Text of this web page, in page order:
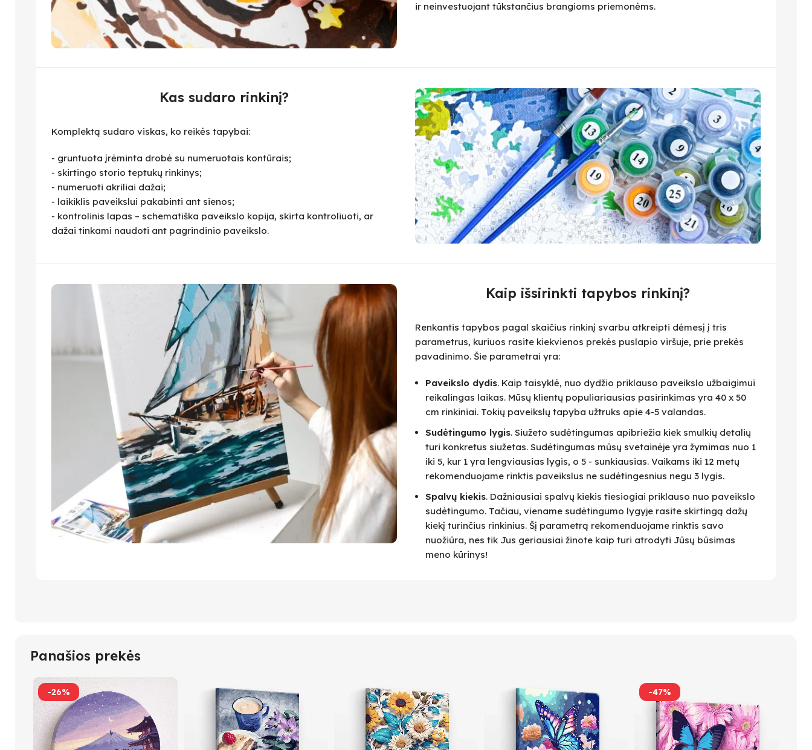
ir neinvestuojant tūkstančius brangioms priemonėms.
Kas sudaro rinkinį?
Komplektą sudaro viskas, ko reikės tapybai:
- gruntuota įrėminta drobė su numeruotais kontūrais;
- skirtingo storio teptukų rinkinys;
- numeruoti akriliai dažai;
- laikiklis paveikslui pakabinti ant sienos;
- kontrolinis lapas – schematiška paveikslo kopija, skirta kontroliuoti, ar
dažai tinkami naudoti ant pagrindinio paveikslo.
Kaip išsirinkti tapybos rinkinį?
Renkantis tapybos pagal skaičius rinkinį svarbu atkreipti dėmesį į tris
parametrus, kuriuos rasite kiekvienos prekės puslapio viršuje, prie prekės
pavadinimo. Šie parametrai yra:
Paveikslo dydis. Kaip taisyklė, nuo dydžio priklauso paveikslo užbaigimui
reikalingas laikas. Mūsų klientų populiariausias pasirinkimas yra 40 x 50
cm rinkiniai. Tokių paveikslų tapyba užtruks apie 4-5 valandas.
Sudėtingumo lygis. Siužeto sudėtingumas apibriežia kiek smulkių detalių
turi konkretus siužetas. Sudėtingumas mūsų svetainėje yra žymimas nuo 1
iki 5, kur 1 yra lengviausias lygis, o 5 - sunkiausias. Vaikams iki 12 metų
rekomenduojame rinktis paveikslus ne sudėtingesnius negu 3 lygis.
Spalvų kiekis. Dažniausiai spalvų kiekis tiesiogiai priklauso nuo paveikslo
sudėtingumo. Tačiau, viename sudėtingumo lygyje rasite skirtingą dažų
kiekį turinčius rinkinius. Šį parametrą rekomenduojame rinktis savo
nuožiūra, nes tik Jus geriausiai žinote kaip turi atrodyti Jūsų būsimas
meno kūrinys!
Panašios prekės
-26% -47%